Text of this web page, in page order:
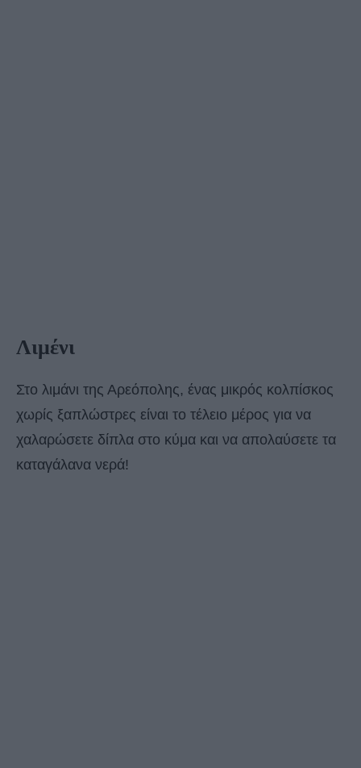
Λιμένι
Στο λιμάνι της Αρεόπολης, ένας μικρός κολπίσκος
χωρίς ξαπλώστρες είναι το τέλειο μέρος για να
χαλαρώσετε δίπλα στο κύμα και να απολαύσετε τα
καταγάλανα νερά!